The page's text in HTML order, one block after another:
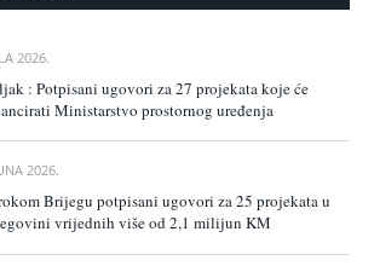
2026.
: Potpisani ugovori za 27 projekata koje će
Ministarstvo prostornog uređenja
2026.
Brijegu potpisani ugovori za 25 projekata u
vrijednih više od 2,1 milijun KM